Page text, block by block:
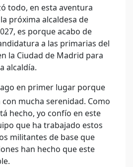
todo, en esta aventura
próxima alcaldesa de
es porque acabo de
a las primarias del
la Ciudad de Madrid para
alcaldía.
en primer lugar porque
mucha serenidad. Como
hecho, yo confío en este
que ha trabajado estos
militantes de base que
han hecho que este